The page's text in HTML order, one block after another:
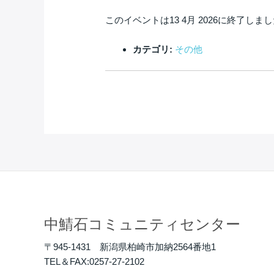
このイベントは13 4月 2026に終了しま
カテゴリ: その他
中鯖石コミュニティセンター
〒945-1431 新潟県柏崎市加納2564番地1
TEL＆FAX:0257-27-2102